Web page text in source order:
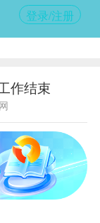
登录/注册
作结束